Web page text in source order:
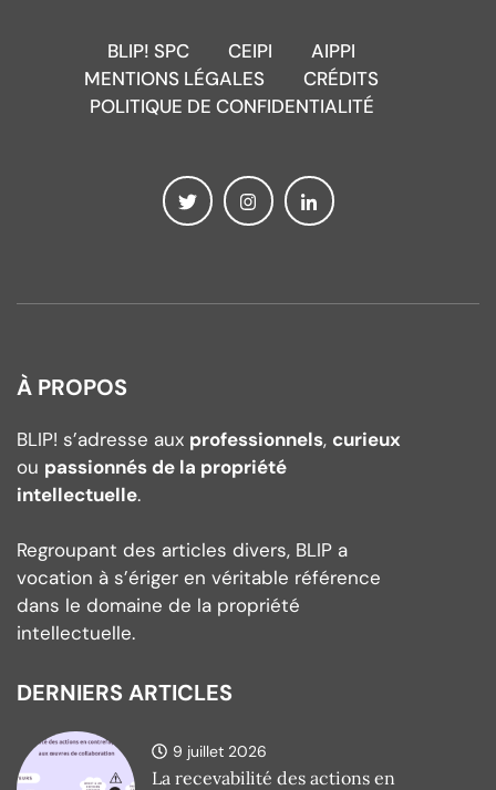
BLIP! SPC CEIPI
AIPPI
MENTIONS LÉGALES
CRÉDITS
POLITIQUE DE CONFIDENTIALITÉ
À PROPOS
BLIP! s’adresse aux professionnels, curieux
ou passionnés de la propriété
intellectuelle.
Regroupant des articles divers, BLIP a
vocation à s’ériger en véritable référence
dans le domaine de la propriété
intellectuelle.
DERNIERS ARTICLES
9 juillet 2026
La recevabilité des actions en